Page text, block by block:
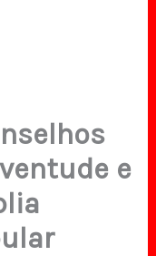
e